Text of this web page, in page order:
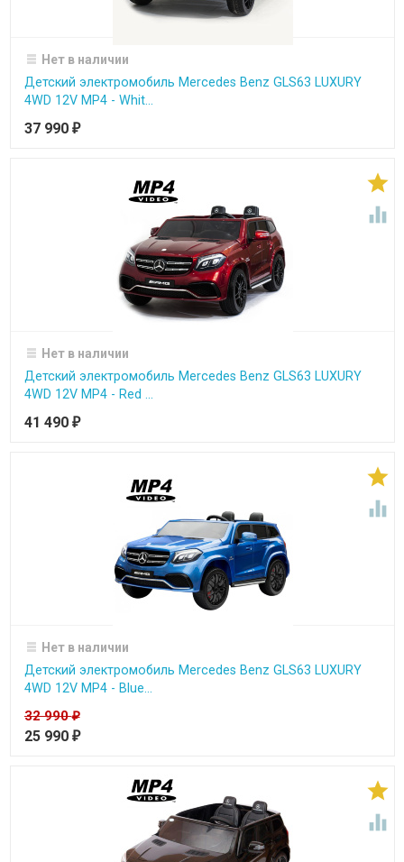
Нет в наличии
Детский электромобиль Mercedes Benz GLS63 LUXURY
4WD 12V MP4 - Whit...
37 990 ₽


Нет в наличии
Детский электромобиль Mercedes Benz GLS63 LUXURY
4WD 12V MP4 - Red ...
41 490 ₽


Нет в наличии
Детский электромобиль Mercedes Benz GLS63 LUXURY
4WD 12V MP4 - Blue...
32 990₽
25 990 ₽

